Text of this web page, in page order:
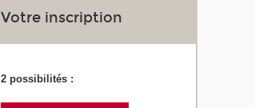
Votre inscription
2 possibilités :